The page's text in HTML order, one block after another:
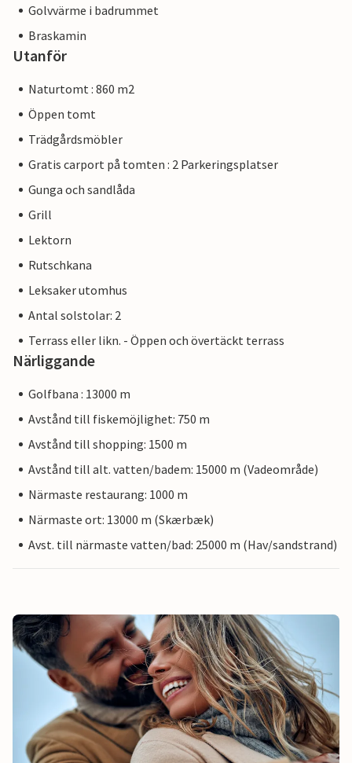
Golvvärme i badrummet
Braskamin
Utanför
Naturtomt : 860 m2
Öppen tomt
Trädgårdsmöbler
Gratis carport på tomten : 2 Parkeringsplatser
Gunga och sandlåda
Grill
Lektorn
Rutschkana
Leksaker utomhus
Antal solstolar: 2
Terrass eller likn. - Öppen och övertäckt terrass
Närliggande
Golfbana : 13000 m
Avstånd till fiskemöjlighet: 750 m
Avstånd till shopping: 1500 m
Avstånd till alt. vatten/badem: 15000 m (Vadeområde)
Närmaste restaurang: 1000 m
Närmaste ort: 13000 m (Skærbæk)
Avst. till närmaste vatten/bad: 25000 m (Hav/sandstrand)